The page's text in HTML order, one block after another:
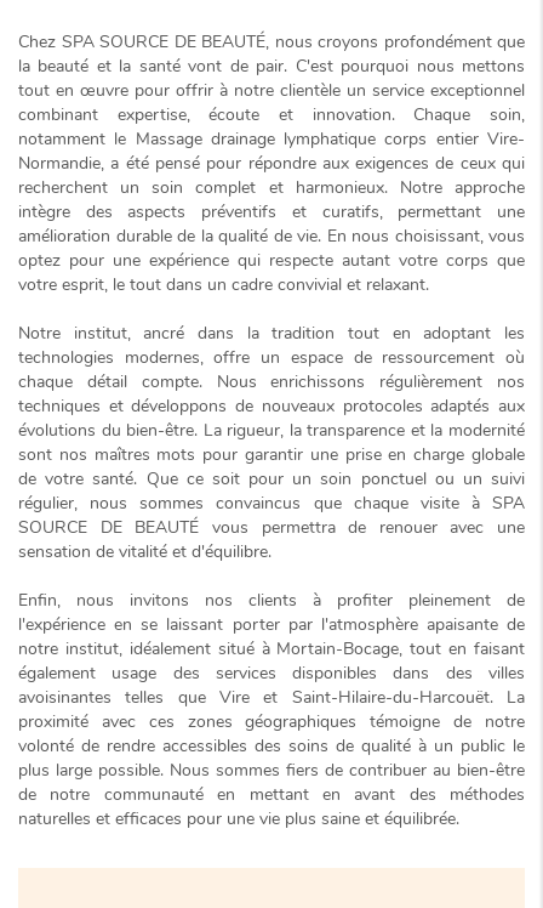
Chez SPA SOURCE DE BEAUTÉ, nous croyons profondément que
la beauté et la santé vont de pair. C'est pourquoi nous mettons
tout en œuvre pour offrir à notre clientèle un service exceptionnel
combinant expertise, écoute et innovation. Chaque soin,
notamment le Massage drainage lymphatique corps entier Vire-
Normandie, a été pensé pour répondre aux exigences de ceux qui
recherchent un soin complet et harmonieux. Notre approche
intègre des aspects préventifs et curatifs, permettant une
amélioration durable de la qualité de vie. En nous choisissant, vous
optez pour une expérience qui respecte autant votre corps que
votre esprit, le tout dans un cadre convivial et relaxant.
Notre institut, ancré dans la tradition tout en adoptant les
technologies modernes, offre un espace de ressourcement où
chaque détail compte. Nous enrichissons régulièrement nos
techniques et développons de nouveaux protocoles adaptés aux
évolutions du bien-être. La rigueur, la transparence et la modernité
sont nos maîtres mots pour garantir une prise en charge globale
de votre santé. Que ce soit pour un soin ponctuel ou un suivi
régulier, nous sommes convaincus que chaque visite à SPA
SOURCE DE BEAUTÉ vous permettra de renouer avec une
sensation de vitalité et d'équilibre.
Enfin, nous invitons nos clients à profiter pleinement de
l'expérience en se laissant porter par l'atmosphère apaisante de
notre institut, idéalement situé à Mortain-Bocage, tout en faisant
également usage des services disponibles dans des villes
avoisinantes telles que Vire et Saint-Hilaire-du-Harcouët. La
proximité avec ces zones géographiques témoigne de notre
volonté de rendre accessibles des soins de qualité à un public le
plus large possible. Nous sommes fiers de contribuer au bien-être
de notre communauté en mettant en avant des méthodes
naturelles et efficaces pour une vie plus saine et équilibrée.